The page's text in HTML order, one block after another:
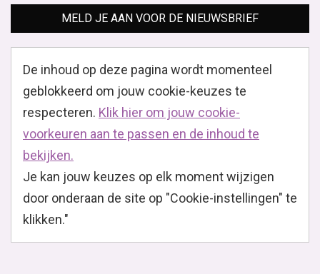
MELD JE AAN VOOR DE NIEUWSBRIEF
De inhoud op deze pagina wordt momenteel
geblokkeerd om jouw cookie-keuzes te
respecteren. Klik hier om jouw cookie-
voorkeuren aan te passen en de inhoud te
bekijken.
Je kan jouw keuzes op elk moment wijzigen
door onderaan de site op "Cookie-instellingen" te
klikken."